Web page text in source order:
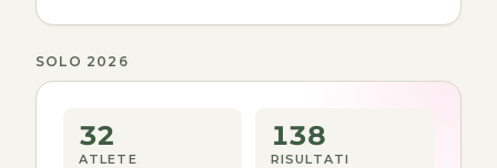
SOLO 2026
32
ATLETE
138
RISULTATI